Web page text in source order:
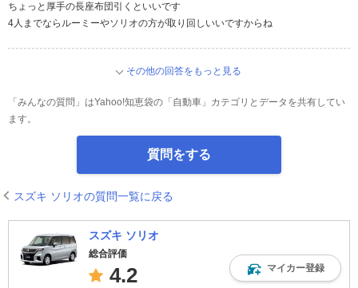
ちょっと厚手の長座布団引くといいです
4人までならルーミーやソリオの方が取り回しいいですからね
その他の回答をもっと見る
「みんなの質問」はYahoo!知恵袋の「自動車」カテゴリとデータを共有してい
ます。
質問をする
スズキ ソリオの質問一覧に戻る
スズキ ソリオ
総合評価
4.2 マイカー登録